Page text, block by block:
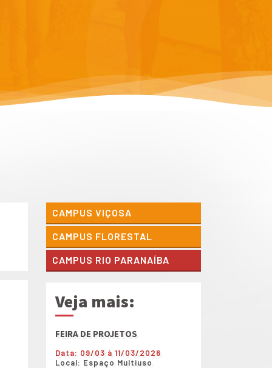
CAMPUS VIÇOSA
CAMPUS FLORESTAL
CAMPUS RIO PARANAÍBA
Veja mais:
FEIRA DE PROJETOS
Data: 09/03 à 11/03/2026
Local: Espaço Multiuso